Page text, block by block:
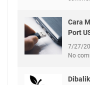
Cara
Port
7/27/
No